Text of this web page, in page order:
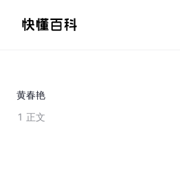
黄春艳
1 正文